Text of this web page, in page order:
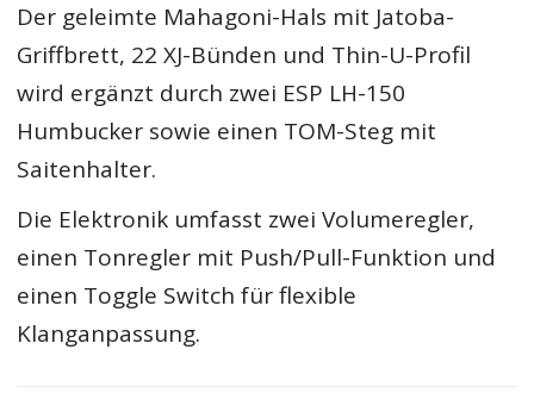
Der geleimte Mahagoni-Hals mit Jatoba-
Griffbrett, 22 XJ-Bünden und Thin-U-Profil
wird ergänzt durch zwei ESP LH-150
Humbucker sowie einen TOM-Steg mit
Saitenhalter.
Die Elektronik umfasst zwei Volumeregler,
einen Tonregler mit Push/Pull-Funktion und
einen Toggle Switch für flexible
Klanganpassung.